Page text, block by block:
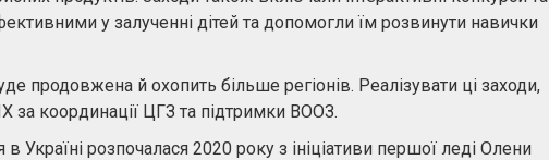
у залученні дітей та допомогли їм розвинути навички
продовжена й охопить більше регіонів. Реалізувати ці заходи,
за координації ЦГЗ та підтримки ВООЗ.
Україні розпочалася 2020 року з ініціативи першої леді Олени